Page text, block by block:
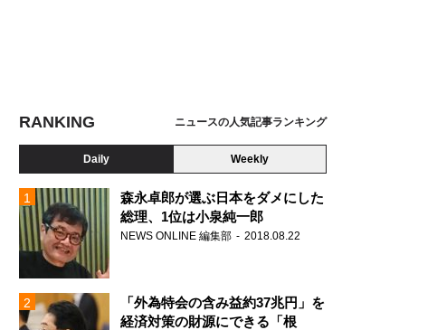
RANKING ニュースの人気記事ランキング
Daily Weekly
森永卓郎が選ぶ日本をダメにした
総理、1位は小泉純一郎
NEWS ONLINE 編集部 2018.08.22
「外為特会の含み益約37兆円」を
経済対策の財源にできる「根